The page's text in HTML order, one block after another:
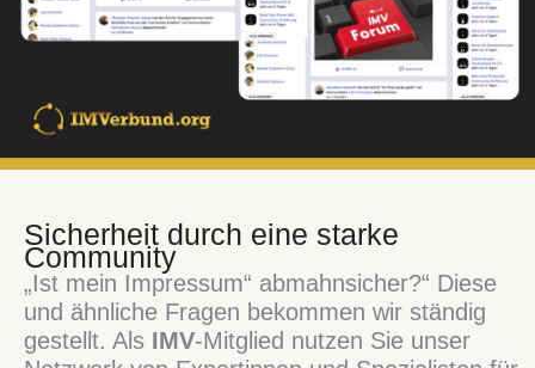
Sicherheit durch eine starke
Community
„Ist mein Impressum“ abmahnsicher?“ Diese
und ähnliche Fragen bekommen wir ständig
gestellt. Als IMV-Mitglied nutzen Sie unser